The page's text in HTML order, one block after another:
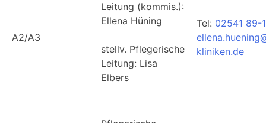
A2/A3
Leitung (kommis.):
Ellena Hüning
stellv. Pflegerische
Leitung: Lisa
Elbers
Tel: 02541 89-
kliniken.de